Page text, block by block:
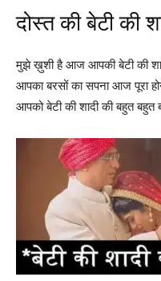
दोस्त की बेटी की
मुझे ख़ुशी है आज आपकी बेटी की
आपका बरसों का सपना आज पूरा
आपको बेटी की शादी की बहुत बहुत